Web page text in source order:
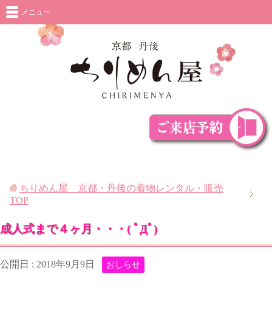
メニュー
ちりめん屋 京都・丹後の着物レンタル・販売
TOP
成人式まで４ヶ月・・・( ﾟДﾟ)
公開日 : 2018年9月9日 おしらせ